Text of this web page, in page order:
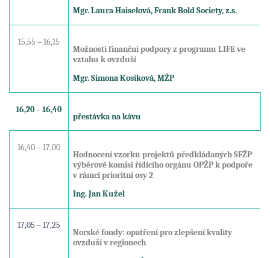
Mgr. Laura Haiselová, Frank Bold Society, z.s.
15,55 – 16,15
Možnosti finanční podpory z programu LIFE ve
vztahu k ovzduší
Mgr. Simona Kosíková, MŽP
16,20 – 16,40
přestávka na kávu
16,40 – 17,00
Hodnocení vzorku projektů předkládaných SFŽP
výběrové komisi řídícího orgánu OPŽP k podpoře
v rámci prioritní osy 2
Ing. Jan Kužel
17,05 – 17,25
Norské fondy: opatření pro zlepšení kvality
ovzduší v regionech